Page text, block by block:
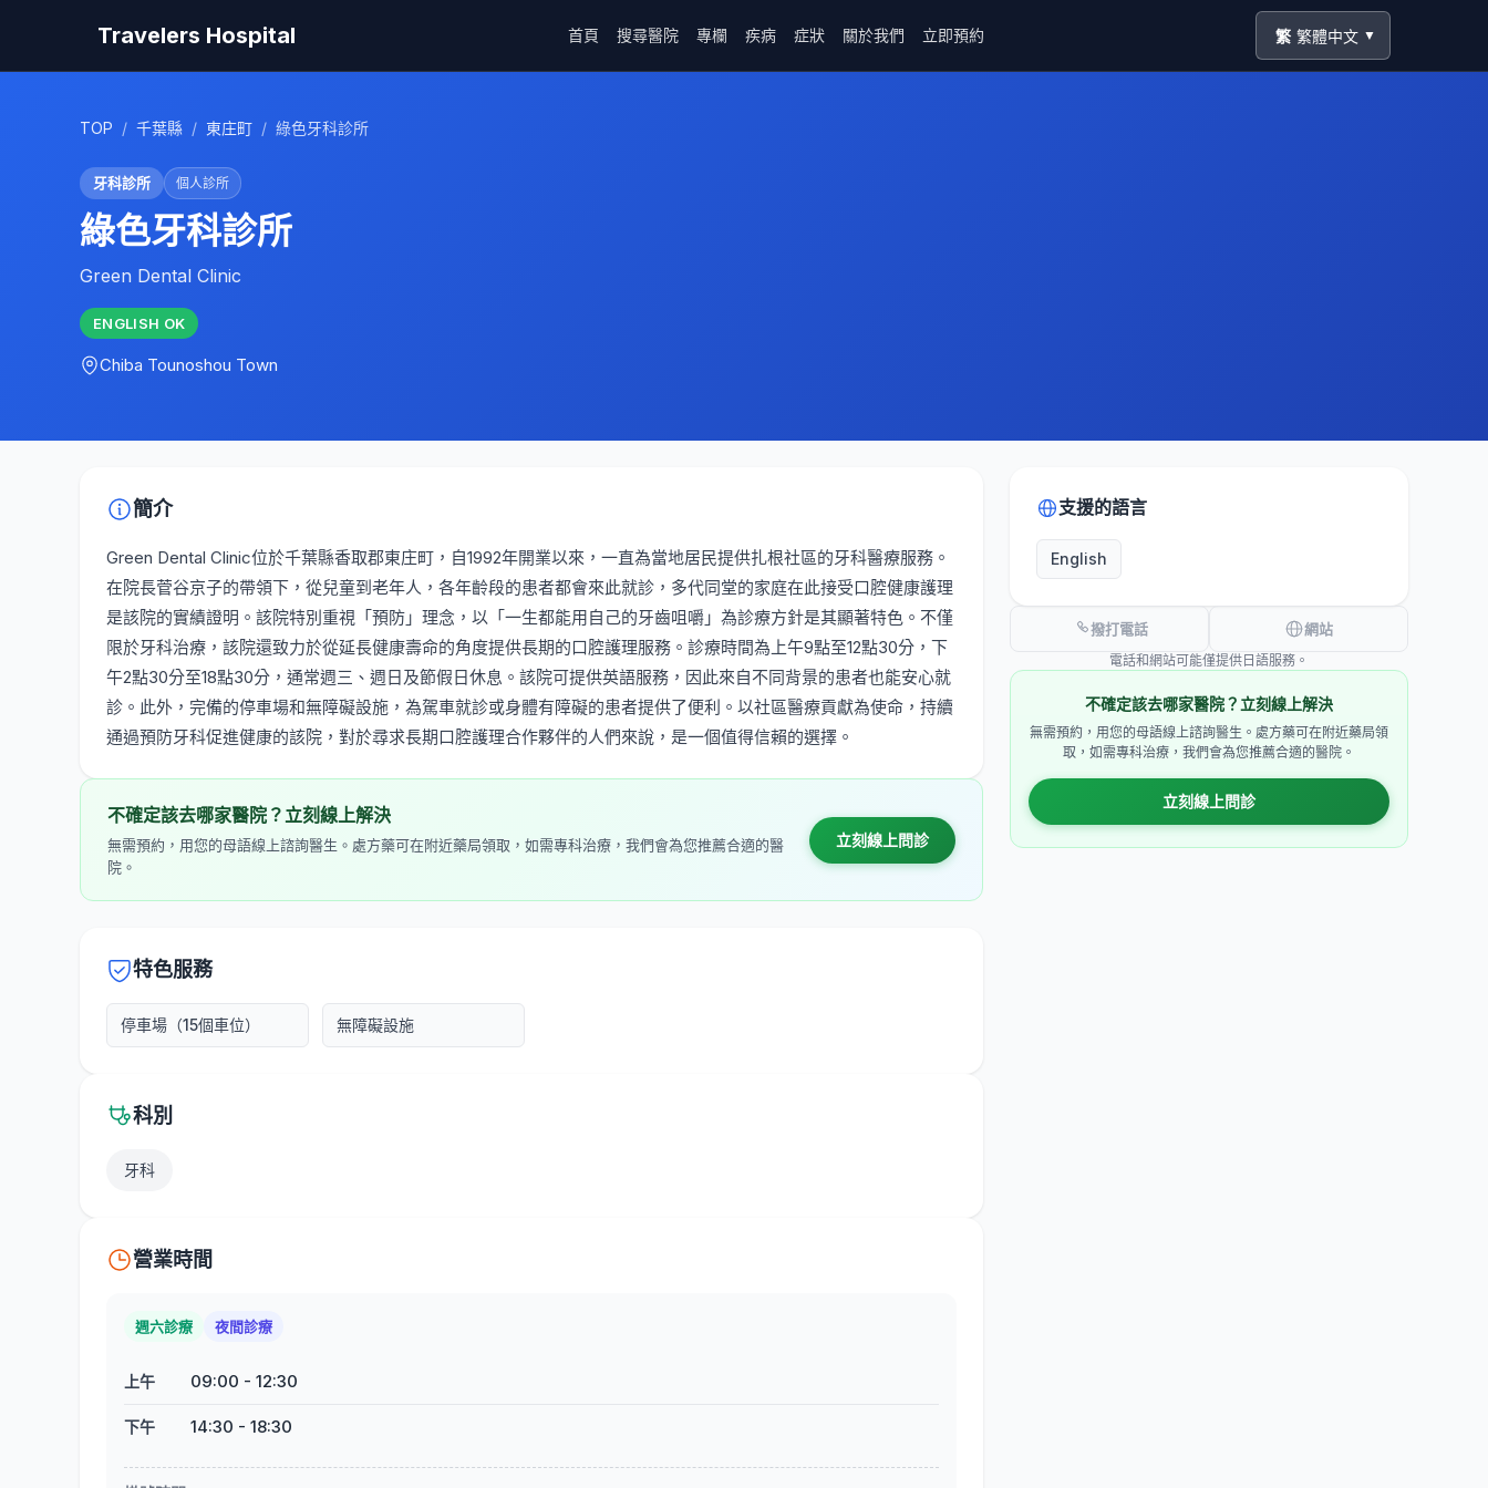
Travelers Hospital 首頁 搜尋醫院 專欄 疾病 症狀 關於我們 立即預約 繁 繁體中文 ▼
TOP / 千葉縣 / 東庄町 / 綠色牙科診所
牙科診所 個人診所
綠色牙科診所
Green Dental Clinic
ENGLISH OK
Chiba Tounoshou Town
簡介
Green Dental Clinic位於千葉縣香取郡東庄町，自1992年開業以來，一直為當地居民提供扎根社區的牙科醫療服務。
在院長菅谷京子的帶領下，從兒童到老年人，各年齡段的患者都會來此就診，多代同堂的家庭在此接受口腔健康護理
是該院的實績證明。該院特別重視「預防」理念，以「一生都能用自己的牙齒咀嚼」為診療方針是其顯著特色。不僅
限於牙科治療，該院還致力於從延長健康壽命的角度提供長期的口腔護理服務。診療時間為上午9點至12點30分，下
午2點30分至18點30分，通常週三、週日及節假日休息。該院可提供英語服務，因此來自不同背景的患者也能安心就
診。此外，完備的停車場和無障礙設施，為駕車就診或身體有障礙的患者提供了便利。以社區醫療貢獻為使命，持續
通過預防牙科促進健康的該院，對於尋求長期口腔護理合作夥伴的人們來說，是一個值得信賴的選擇。
不確定該去哪家醫院？立刻線上解決
無需預約，用您的母語線上諮詢醫生。處方藥可在附近藥局領取，如需專科治療，我們會為您推薦合適的醫
院。
立刻線上問診
特色服務
停車場（15個車位） 無障礙設施
科別
牙科
營業時間
週六診療 夜間診療
上午 09:00 - 12:30
下午 14:30 - 18:30
支援的語言
English
撥打電話 網站
電話和網站可能僅提供日語服務。
不確定該去哪家醫院？立刻線上解決
無需預約，用您的母語線上諮詢醫生。處方藥可在附近藥局領
取，如需專科治療，我們會為您推薦合適的醫院。
立刻線上問診